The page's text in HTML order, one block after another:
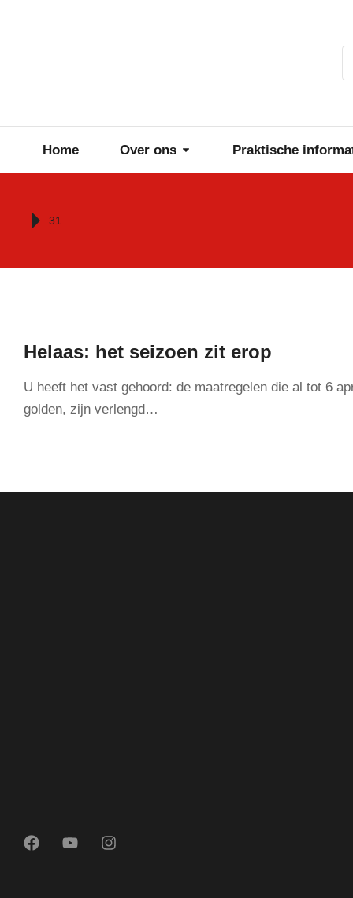
Home Over ons Praktische
Je bent hier:
31
Helaas: het seizoen zit erop
U heeft het vast gehoord: de maatregelen die al tot 6
golden, zijn verlengd…